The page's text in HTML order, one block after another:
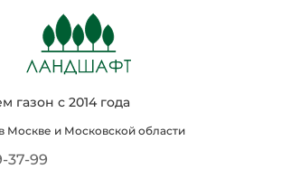
газон с 2014 года
Москве и Московской области
37-99